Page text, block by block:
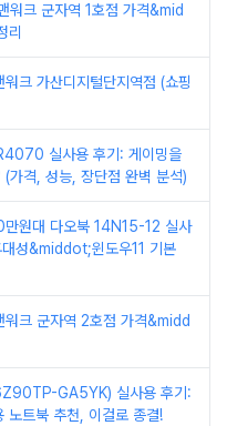
워크 군자역 1호점 가격&mid
리
크 가산디지털단지역점 (쇼핑
실사용 후기: 게이밍을
가격, 성능, 장단점 완벽 분석)
만원대 다오북 14N15-12 실사
성&middot;윈도우11 기본
워크 군자역 2호점 가격&midd
GA5YK) 실사용 후기:
노트북 추천, 이걸로 종결!